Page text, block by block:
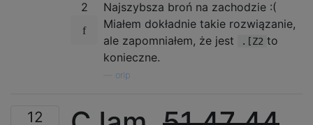
2
Najszybsza broń na zachodzie :(
Miałem dokładnie takie rozwiązanie,
ale zapomniałem, że jest
.[Z2 to
konieczne.
orlp
12